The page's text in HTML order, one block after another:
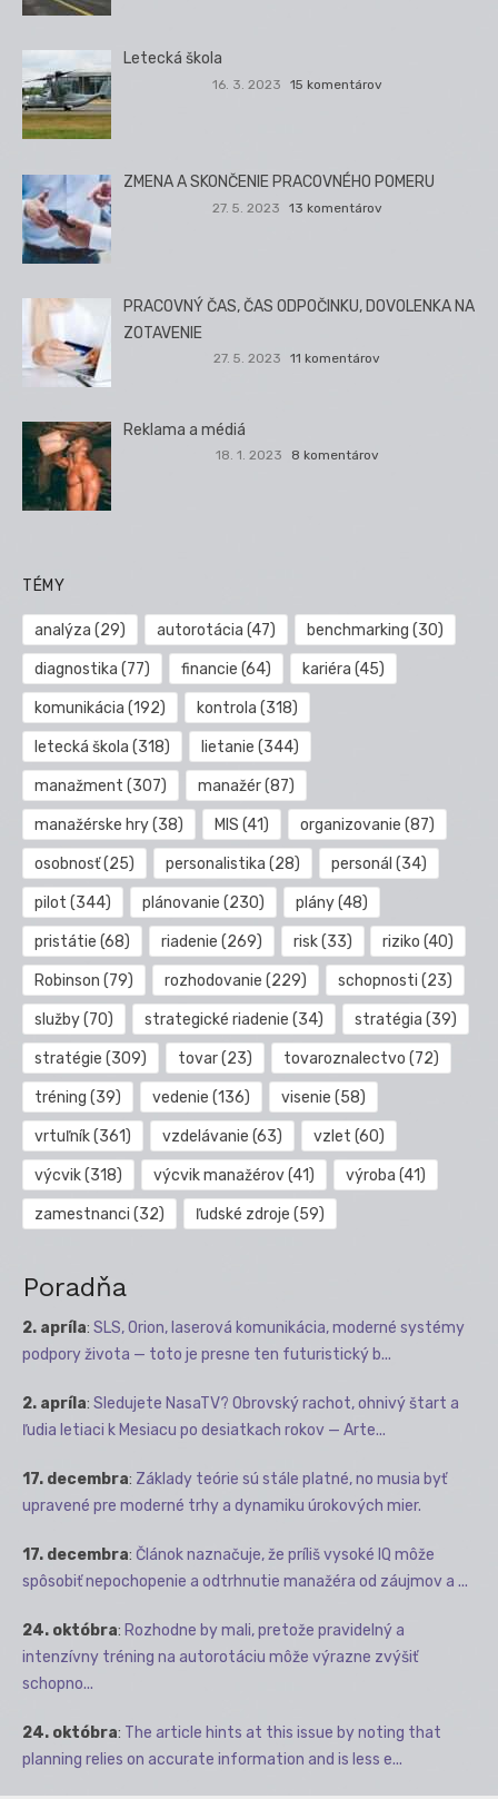
Letecká škola
16. 3. 2023 15 komentárov
ZMENA A SKONČENIE PRACOVNÉHO POMERU
27. 5. 2023 13 komentárov
PRACOVNÝ ČAS, ČAS ODPOČINKU, DOVOLENKA NA
ZOTAVENIE
27. 5. 2023 11 komentárov
Reklama a médiá
18. 1. 2023 8 komentárov
TÉMY
analýza (29) autorotácia (47) benchmarking (30)
diagnostika (77) financie (64) kariéra (45)
komunikácia (192) kontrola (318)
letecká škola (318) lietanie (344)
manažment (307) manažér(87)
manažérske hry(38) MIS (41) organizovanie (87)
osobnosť(25) personalistika (28) personál (34)
pilot (344) plánovanie (230) plány(48)
pristátie (68) riadenie (269) risk(33) riziko (40)
Robinson (79) rozhodovanie (229) schopnosti (23)
služby(70) strategické riadenie (34) stratégia (39)
stratégie (309) tovar(23) tovaroznalectvo (72)
tréning (39) vedenie (136) visenie (58)
vrtuľník(361) vzdelávanie (63) vzlet (60)
výcvik(318) výcvik manažérov(41) výroba (41)
zamestnanci (32) ľudské zdroje (59)
Poradňa
2. apríla: SLS, Orion, laserová komunikácia, moderné systémy
podpory života — toto je presne ten futuristický b...
2. apríla: Sledujete NasaTV? Obrovský rachot, ohnivý štart a
ľudia letiaci k Mesiacu po desiatkach rokov — Arte...
17. decembra: Základy teórie sú stále platné, no musia byť
upravené pre moderné trhy a dynamiku úrokových mier.
17. decembra: Článok naznačuje, že príliš vysoké IQ môže
spôsobiť nepochopenie a odtrhnutie manažéra od záujmov a ...
24. októbra: Rozhodne by mali, pretože pravidelný a
intenzívny tréning na autorotáciu môže výrazne zvýšiť
schopno...
24. októbra: The article hints at this issue by noting that
planning relies on accurate information and is less e...